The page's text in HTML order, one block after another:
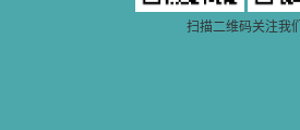
扫描二维码关注我们